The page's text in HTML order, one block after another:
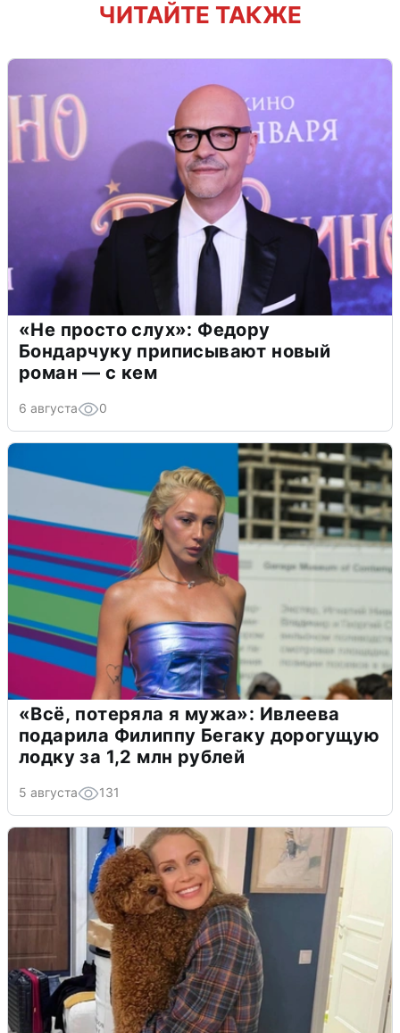
ЧИТАЙТЕ ТАКЖЕ
«Не просто слух»: Федору
Бондарчуку приписывают новый
роман — с кем
6 августа 0
«Всё, потеряла я мужа»: Ивлеева
подарила Филиппу Бегаку дорогущую
лодку за 1,2 млн рублей
5 августа 131